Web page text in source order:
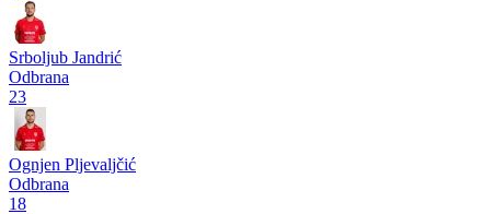
Srboljub Jandrić
Odbrana
23
Ognjen Pljevaljčić
Odbrana
18